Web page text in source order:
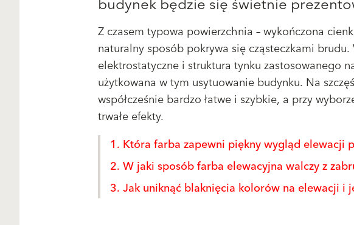
Z czasem typowa powierzchnia – wykończona
naturalny sposób pokrywa się cząsteczkami
elektrostatyczne i struktura tynku zastosowanego
użytkowana w tym usytuowanie budynku. Na
współcześnie bardzo łatwe i szybkie, a przy
trwałe efekty.
1. Która farba zapewni piękny wygląd elewacji
2. W jaki sposób farba elewacyjna walczy z
3. Jak uniknąć blaknięcia kolorów na elewacji i